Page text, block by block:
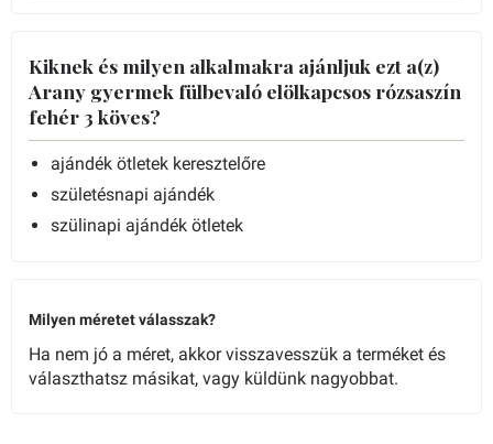
Kiknek és milyen alkalmakra ajánljuk ezt a(z)
Arany gyermek fülbevaló elölkapcsos rózsaszín
fehér 3 köves?
ajándék ötletek keresztelőre
születésnapi ajándék
szülinapi ajándék ötletek
Milyen méretet válasszak?
Ha nem jó a méret, akkor visszavesszük a terméket és
választhatsz másikat, vagy küldünk nagyobbat.